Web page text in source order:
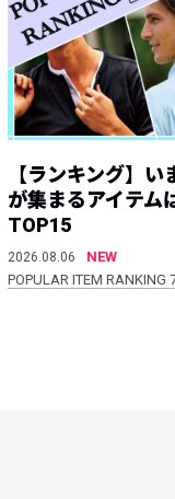
【ランキング】
が集まるアイテム
TOP15
2026.08.06
NEW
POPULAR ITEM